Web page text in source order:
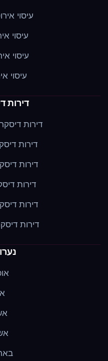
עיסוי
עיסוי
עיסוי
עיסוי
דירות
דירות
דירות
דירות
דירות
דירות
דירות